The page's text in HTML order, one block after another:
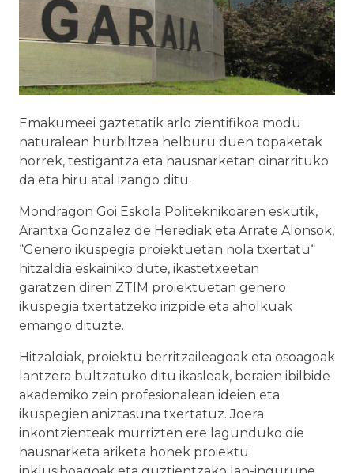
Emakumeei gaztetatik arlo zientifikoa modu
naturalean hurbiltzea helburu duen topaketak
horrek, testigantza eta hausnarketan oinarrituko
da eta hiru atal izango ditu.
Mondragon Goi Eskola Politeknikoaren eskutik,
Arantxa Gonzalez de Herediak eta Arrate Alonsok,
“Genero ikuspegia proiektuetan nola txertatu“
hitzaldia eskainiko dute, ikastetxeetan
garatzen diren ZTIM proiektuetan genero
ikuspegia txertatzeko irizpide eta aholkuak
emango dituzte.
Hitzaldiak, proiektu berritzaileagoak eta osoagoak
lantzera bultzatuko ditu ikasleak, beraien ibilbide
akademiko zein profesionalean ideien eta
ikuspegien aniztasuna txertatuz. Joera
inkontzienteak murrizten ere lagunduko die
hausnarketa ariketa honek proiektu